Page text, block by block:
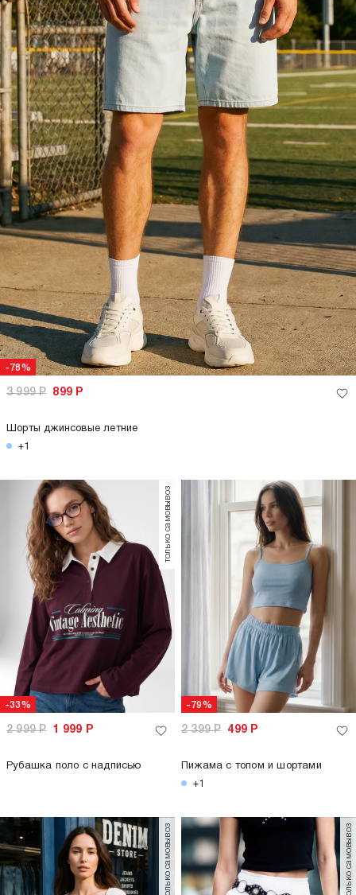
-78%
3 999Р 899 Р
Шорты джинсовые летние
+1
-33%
только самовывоз
2 999Р 1 999 Р
Рубашка поло с надписью
-79%
2 399Р 499 Р
Пижама с топом и шортами
+1
только самовывоз только самовывоз